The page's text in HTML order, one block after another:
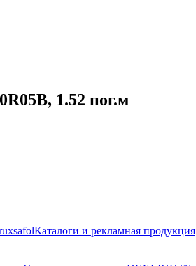
1.52 пог.м
Каталоги и рекламная продукция